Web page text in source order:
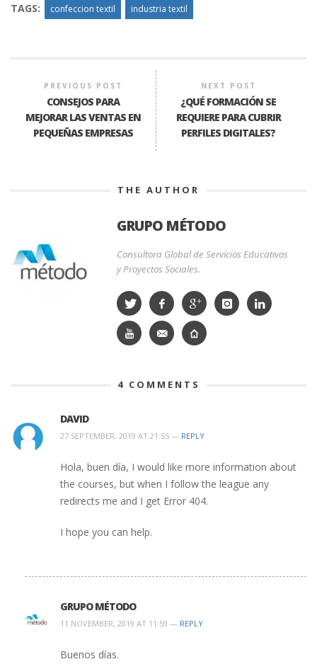
TAGS: confeccion textil industria textil
PREVIOUS POST
CONSEJOS PARA
MEJORAR LAS VENTAS EN
PEQUEÑAS EMPRESAS
NEXT POST
¿QUÉ FORMACIÓN SE
REQUIERE PARA CUBRIR
PERFILES DIGITALES?
THE AUTHOR
GRUPO MÉTODO
Consultora Global de Servicios Educativos
y Proyectos Sociales.
4 COMMENTS
DAVID
27 SEPTEMBER, 2019 AT 21:55 — REPLY
Hola, buen día, I would like more information about
the courses, but when I follow the league any
redirects me and I get Error 404.
I hope you can help.
GRUPO MÉTODO
11 NOVEMBER, 2019 AT 11:59 — REPLY
Buenos días.